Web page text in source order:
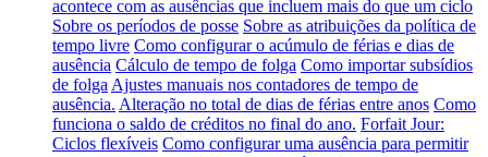
acontece com as ausências que incluem mais do que um ciclo
Sobre os períodos de posse Sobre as atribuições da política de
tempo livre Como configurar o acúmulo de férias e dias de
ausência Cálculo de tempo de folga Como importar subsídios
de folga Ajustes manuais nos contadores de tempo de
ausência. Alteração no total de dias de férias entre anos Como
funciona o saldo de créditos no final do ano. Forfait Jour:
Ciclos flexíveis Como configurar uma ausência para permitir